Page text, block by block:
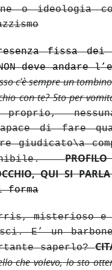
o ideologia
fissa
deve andare
c’è sempre un
con te?Sto per
proprio,
capace di fare
giudicato\a
QUI SI
forma
misterioso e
E’ un
saperlo?
che volevo, lo sto